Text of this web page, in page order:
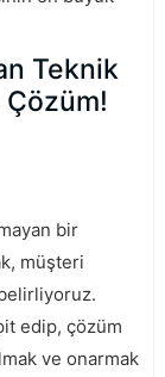
Teknik
Çözüm!
bir
müşteri
edip, çözüm
ve onarmak